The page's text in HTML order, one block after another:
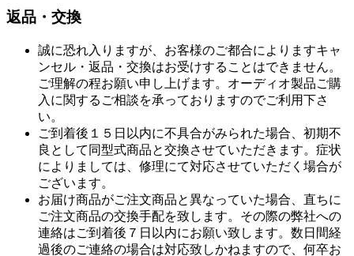
返品・交換
誠に恐れ入りますが、お客様のご都合によりますキャ
ンセル・返品・交換はお受けすることはできません。
ご理解の程お願い申し上げます。オーディオ製品ご購
入に関するご相談を承っておりますのでご利用下さ
い。
ご到着後１５日以内に不具合がみられた場合、初期不
良として同型式商品と交換させていただきます。症状
によりましては、修理にて対応させていただく場合が
ございます。
お届け商品がご注文商品と異なっていた場合、直ちに
ご注文商品の交換手配を致します。その際の弊社への
連絡はご到着後７日以内にお願い致します。数日間経
過後のご連絡の場合は対応致しかねますので、何卒お